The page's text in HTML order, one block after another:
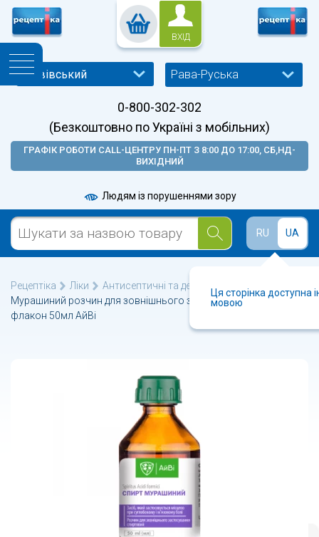
ВХІД
Рава-Руська
0-800-302-302
(Безкоштовно по Україні з мобільних)
ГРАФІК РОБОТИ CALL-ЦЕНТРУ ПН-ПТ З 8:00 ДО 17:00, СБ,НД-
ВИХІДНИЙ
Людям із порушеннями зору
RU UA
Ця сторінка доступна
мовою
Рецептіка Ліки
Антисептичні та дезінфікуючі
Мурашиний розчин для зовнішнього застосування спиртовий
флакон 50мл АйВі